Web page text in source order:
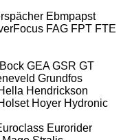
Ebmpapst
FAG FPT FTE
GEA GSR GT
Grundfos
Hendrickson
Hoyer Hydronic
Eurorider